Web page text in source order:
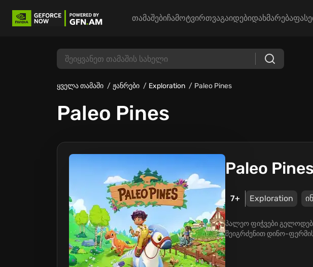
თამაშებიჩამოტვირთვაგაიდებიდახმარება
ყველა თამაში ჟანრები Exploration Paleo Pines
Paleo Pines
Paleo Pines
7+ Exploration
პალეო ფიჭვები
შეიგრძენით დინო-